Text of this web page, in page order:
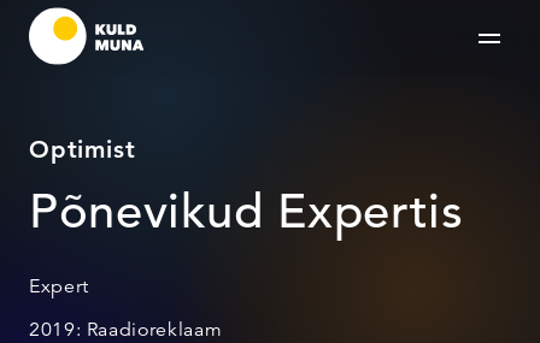
Optimist
Põnevikud Expertis
Expert
2019: Raadioreklaam